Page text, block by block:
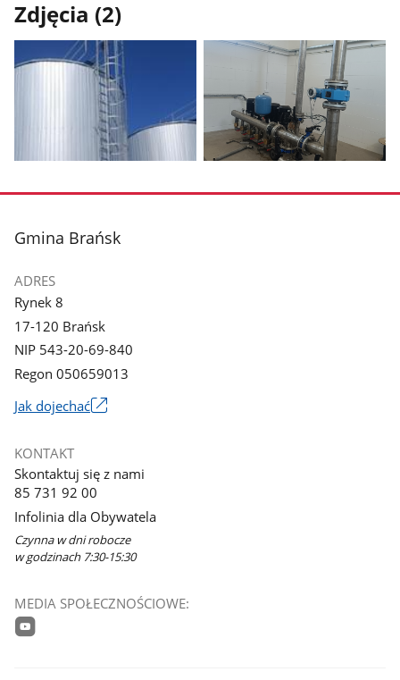
Zdjęcia (2)
galerii.
stopka
Gmina Brańsk
ADRES
Rynek 8
17-120 Brańsk
NIP 543-20-69-840
Regon 050659013
Jak dojechaćLink
nowym
oknie
KONTAKT
Skontaktuj się z nami
85 731 92 00
Infolinia dla Obywatela
Czynna w dni robocze
w godzinach 7:30-15:30
MEDIA SPOŁECZNOŚCIOWE: